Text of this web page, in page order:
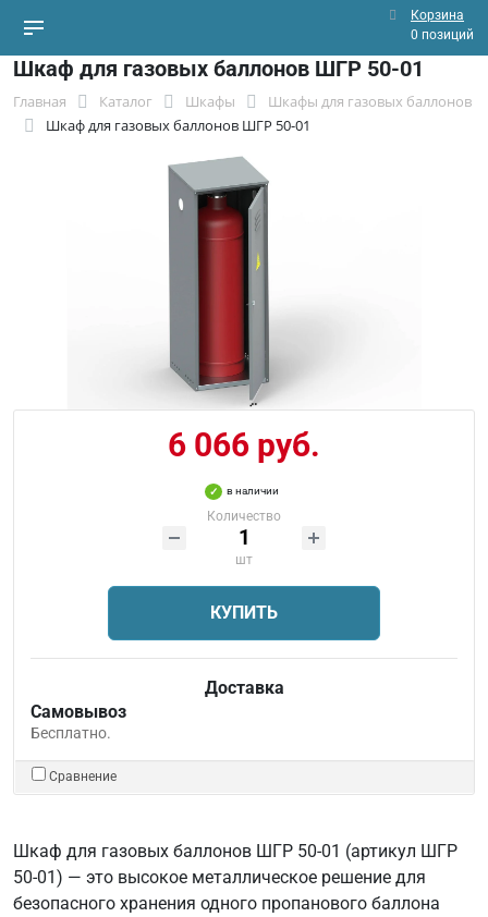
Корзина
0 позиций
Шкаф для газовых баллонов ШГР 50-01
Главная Каталог Шкафы
Шкафы для газовых баллонов
Шкаф для газовых баллонов ШГР 50-01
6 066 руб.
в наличии
Количество
шт
КУПИТЬ
Доставка
Самовывоз
Бесплатно.
Сравнение
Шкаф для газовых баллонов ШГР 50-01 (артикул ШГР
50-01) — это высокое металлическое решение для
безопасного хранения одного пропанового баллона